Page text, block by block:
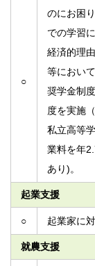
○
のにお困
での学習
経済的理
等におい
奨学金制
度を実施
私立高等
業料を年
あり)。
起業支援
○ 起業家に
就農支援